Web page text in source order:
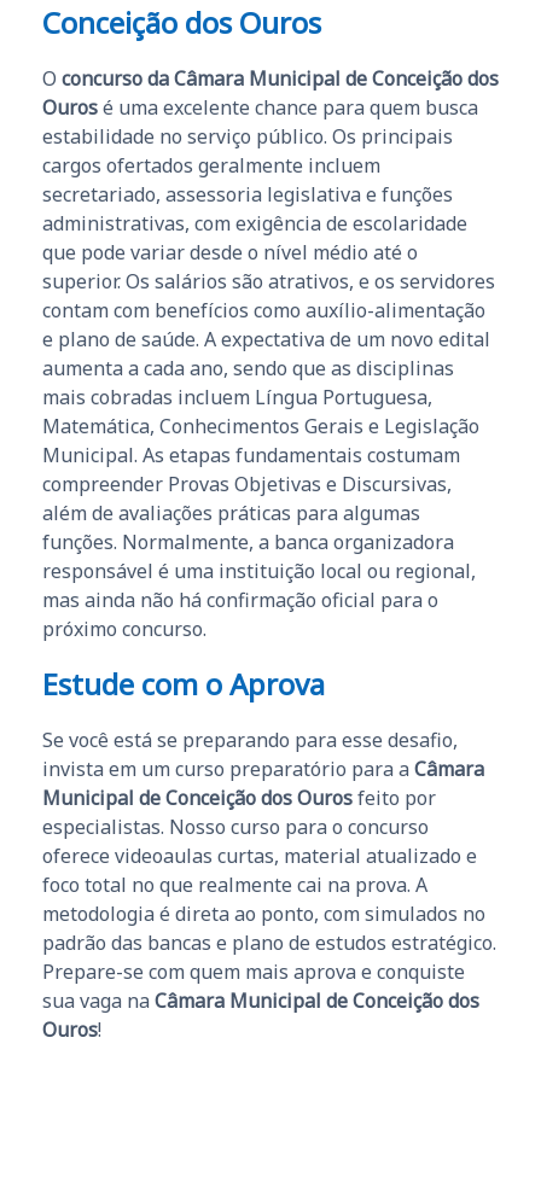
Conceição dos Ouros
O concurso da Câmara Municipal de Conceição dos
Ourosé uma excelente chance para quem busca
estabilidade no serviço público. Os principais
cargos ofertados geralmente incluem
secretariado, assessoria legislativa e funções
administrativas, com exigência de escolaridade
que pode variar desde o nível médio até o
superior. Os salários são atrativos, e os servidores
contam com benefícios como auxílio-alimentação
e plano de saúde. A expectativa de um novo edital
aumenta a cada ano, sendo que as disciplinas
mais cobradas incluem Língua Portuguesa,
Matemática, Conhecimentos Gerais e Legislação
Municipal. As etapas fundamentais costumam
compreender Provas Objetivas e Discursivas,
além de avaliações práticas para algumas
funções. Normalmente, a banca organizadora
responsável é uma instituição local ou regional,
mas ainda não há confirmação oficial para o
próximo concurso.
Estude com o Aprova
Se você está se preparando para esse desafio,
invista em um curso preparatório para a Câmara
Municipal de Conceição dos Ourosfeito por
especialistas. Nosso curso para o concurso
oferece videoaulas curtas, material atualizado e
foco total no que realmente cai na prova. A
metodologia é direta ao ponto, com simulados no
padrão das bancas e plano de estudos estratégico.
Prepare-se com quem mais aprova e conquiste
sua vaga na Câmara Municipal de Conceição dos
Ouros!